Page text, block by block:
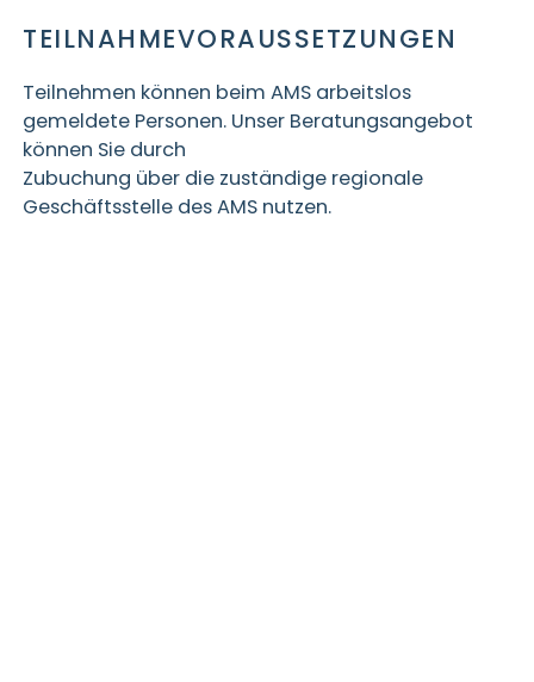
TEILNAHMEVORAUSSETZUNGEN
Teilnehmen können beim AMS arbeitslos
gemeldete Personen. Unser Beratungsangebot
können Sie durch
Zubuchung über die zuständige regionale
Geschäftsstelle des AMS nutzen.